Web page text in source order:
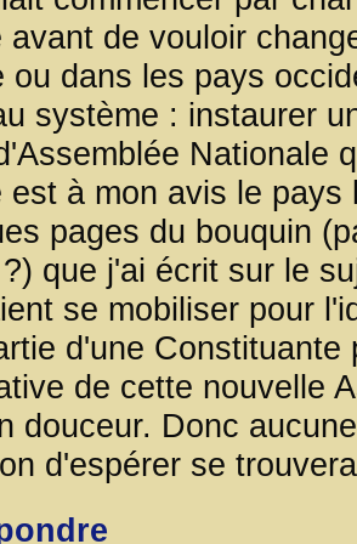
avant de vouloir
ou dans les pays
système : instaurer
Nationale
est à mon avis le
pages du bouquin
que j'ai écrit sur le
se mobiliser pour
d'une Constituante
de cette nouvelle
douceur. Donc
d'espérer se